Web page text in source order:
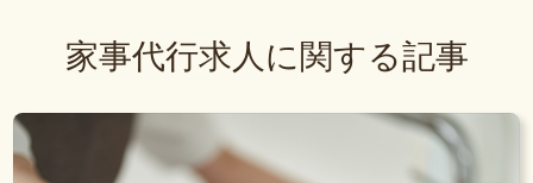
家事代行求人に関する記事